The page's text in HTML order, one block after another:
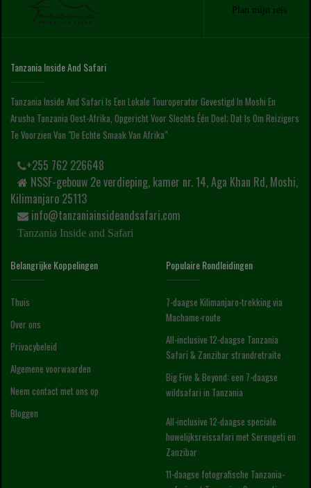
Plan mijn reis
Tanzania Inside And Safari
Tanzania Inside And Safari Is Een Lokale Touroperator Gevestigd In Moshi En
Arusha Tanzania Oost-Afrika, Opgericht Voor Slechts Één Doel; Dat Is Om Reizigers
Te Voorzien Van "de Echte Smaak Van Afrika"
+255 762 226648
NSSF-gebouw 2e verdieping, kamer nr. 14, Aga Khan Rd, Moshi,
Kilimanjaro 25113
info@tanzaniainsideandsafari.com
Tanzania Inside and Safari
Belangrijke Koppelingen
Thuis
Over ons
Privacybeleid
Algemene voorwaarden
Neem contact met ons op
Bloggen
Populaire Rondleidingen
7-daagse Kilimanjaro-trekking via
Machame-route
All-inclusive 12-daagse Tanzania
Safari & Zanzibar strandretraite
Big Five & Beyond: een 7-daagse
wildsafari in Tanzania
All-inclusive 12-daagse speciale
huwelijksreissafari met Serengeti en
Zanzibar
11-daagse fotografische Tanzania-